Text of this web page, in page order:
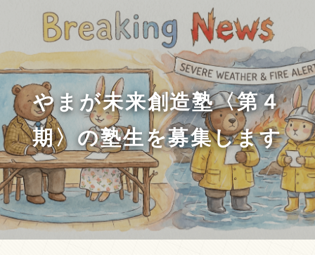
やまが未来創造塾〈第４
期〉の塾生を募集します